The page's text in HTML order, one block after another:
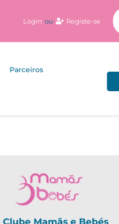
Login ou Registe-se
Parceiros